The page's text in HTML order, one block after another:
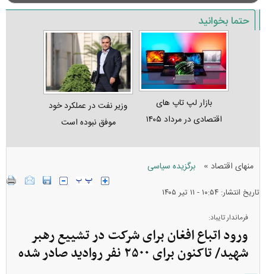
حتما بخوانید
بازار لپ‌ تاپ‌ های
اقتصادی در مرداد ۱۴۰۵
وزیر نفت در عملکرد خود
موفق نبوده است
منهای اقتصاد » برگزیده سیاسی
تاریخ انتشار: ۱۰:۵۴ - ۱۱ تير ۱۴۰۵
فرماندار تایباد:
ورود اتباع افغان برای شرکت در تشییع رهبر
شهید/ تاکنون برای ۲۵۰۰ نفر روادید صادر شده